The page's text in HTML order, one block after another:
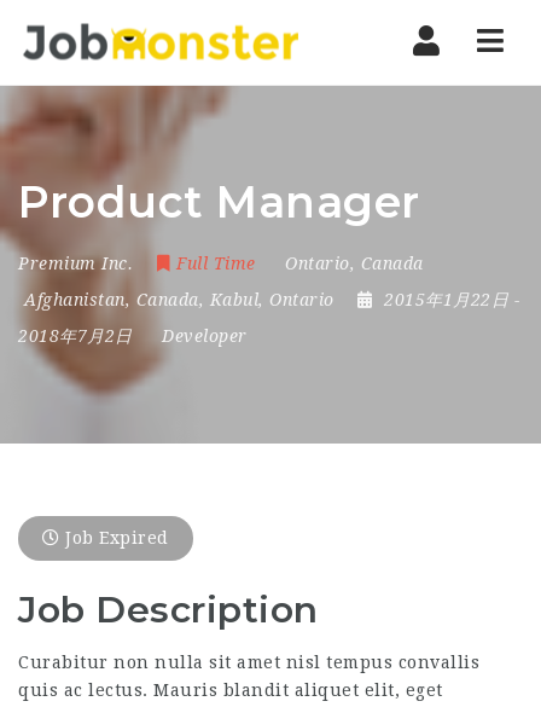
Product Manager
Premium Inc. Full Time Ontario, Canada
Afghanistan, Canada, Kabul, Ontario 2015年1月22日 -
2018年7月2日
Developer
Job Expired
Job Description
Curabitur non nulla sit amet nisl tempus convallis
quis ac lectus. Mauris blandit aliquet elit, eget